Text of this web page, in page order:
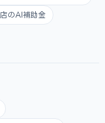
のAI補助金